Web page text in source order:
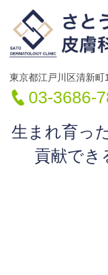
東京都江戸川区清新
03-3686-
生まれ育っ
貢献でき